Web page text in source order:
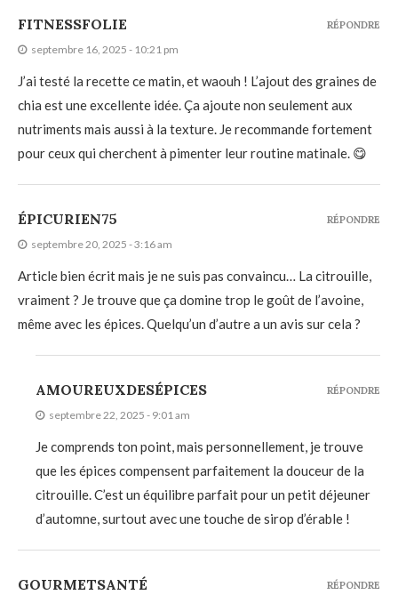
FITNESSFOLIE
septembre 16, 2025 - 10:21 pm
J’ai testé la recette ce matin, et waouh ! L’ajout des graines de
chia est une excellente idée. Ça ajoute non seulement aux
nutriments mais aussi à la texture. Je recommande fortement
pour ceux qui cherchent à pimenter leur routine matinale. 😋
RÉPONDRE
ÉPICURIEN75
septembre 20, 2025 - 3:16 am
Article bien écrit mais je ne suis pas convaincu… La citrouille,
vraiment ? Je trouve que ça domine trop le goût de l’avoine,
même avec les épices. Quelqu’un d’autre a un avis sur cela ?
RÉPONDRE
AMOUREUXDESÉPICES
septembre 22, 2025 - 9:01 am
Je comprends ton point, mais personnellement, je trouve
que les épices compensent parfaitement la douceur de la
citrouille. C’est un équilibre parfait pour un petit déjeuner
d’automne, surtout avec une touche de sirop d’érable !
RÉPONDRE
GOURMETSANTÉ RÉPONDRE